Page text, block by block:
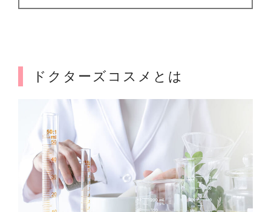
ドクターズコスメとは